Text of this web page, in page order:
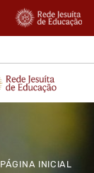
PÁGINA INICIAL